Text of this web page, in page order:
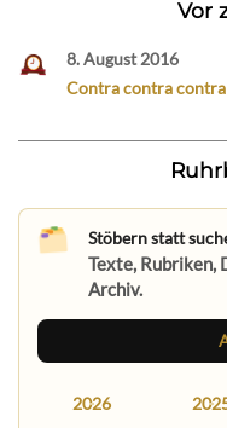
Vor
8. August 2016
Contra contra contra
Stöbern statt
Texte, Rubriken,
Archiv.
2026